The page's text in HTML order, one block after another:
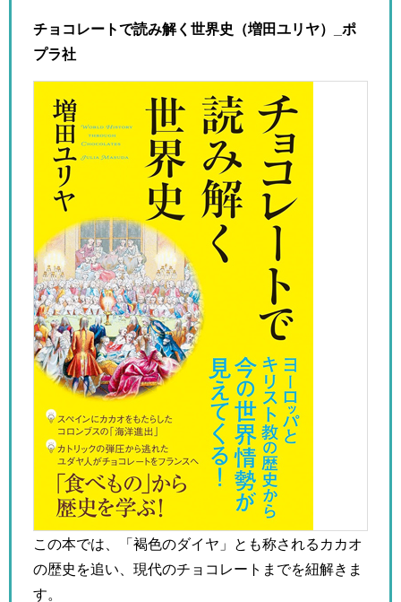
チョコレートで読み解く世界史（増田ユリヤ）_ ポ
プラ社
この本では、「褐色のダイヤ」とも称されるカカオ
の歴史を追い、現代のチョコレートまでを紐解きま
す。